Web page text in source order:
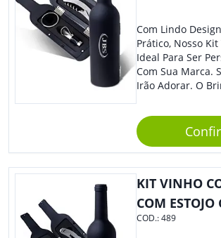
Com Lindo
Prático, Nosso Kit
Ideal Para Ser
Com Sua Marca.
Irão Adorar. O
Estojo
Não É?!
KIT VINHO
COM ESTOJO
COD.:489